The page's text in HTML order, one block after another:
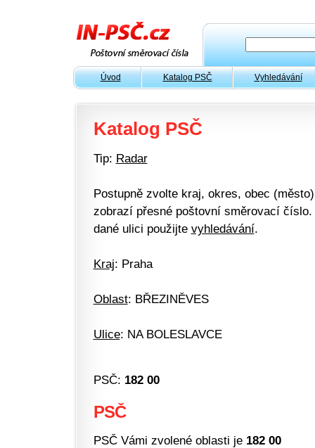
Úvod Katalog PSČ Vyhledávání
Katalog PSČ
Tip: Radar
Postupně zvolte kraj, okres, obec
zobrazí přesné poštovní směrovací
dané ulici použijte vyhledávání.
Kraj: Praha
Oblast: BŘEZINĚVES
Ulice: NA BOLESLAVCE
PSČ: 182 00
PSČ
PSČ Vámi zvolené oblasti je 182 00